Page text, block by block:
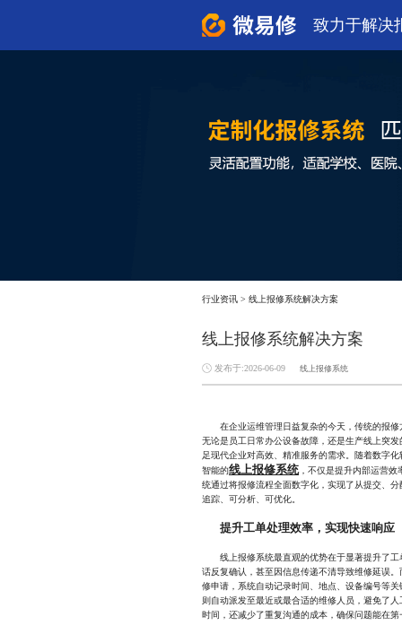
致力于解决
行业资讯 > 线上报修系统解决方案
线上报修系统解决方案
发布于:2026-06-09 线上报修系统
在企业运维管理日益复杂的今天，传统的报修
无论是员工日常办公设备故障，还是生产线上突
足现代企业对高效、精准服务的需求。随着数字
智能的线上报修系统，不仅是提升内部运营效
统通过将报修流程全面数字化，实现了从提交、
追踪、可分析、可优化。
提升工单处理效率，实现快速响应
线上报修系统最直观的优势在于显著提升了工
话反复确认，甚至因信息传递不清导致维修延误
修申请，系统自动记录时间、地点、设备编号等
则自动派发至最近或最合适的维修人员，避免了
时间，还减少了重复沟通的成本，确保问题能在